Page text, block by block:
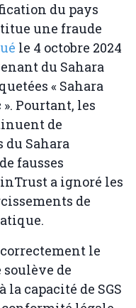
du pays
une fraude
le 4 octobre 2024
du Sahara
« Sahara
Pourtant, les
de
Sahara
fausses
a ignoré les
de
le
de
capacité de SGS